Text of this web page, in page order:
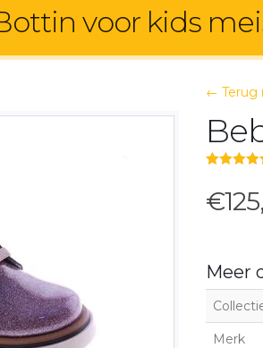
voor kids
← Terug
Meer
Merk